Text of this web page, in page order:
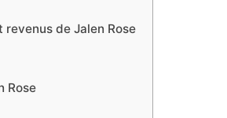
revenus de Jalen Rose
Rose